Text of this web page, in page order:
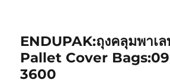
ENDUPAK:ถุงคลุมพาเ
Pallet Cover
3600